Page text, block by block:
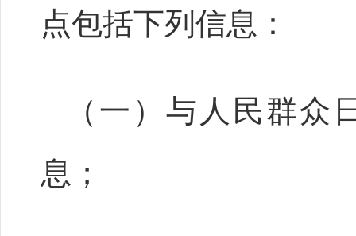
点包括下列信息：
（一）与人民群
息；